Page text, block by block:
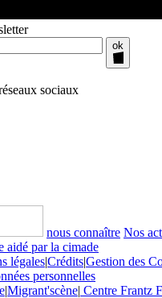
ok
sociaux
nous connaître Nos
aidé par la cimade
légales|Crédits|Gestion des
personnelles
|Migrant'scène| Centre Frantz